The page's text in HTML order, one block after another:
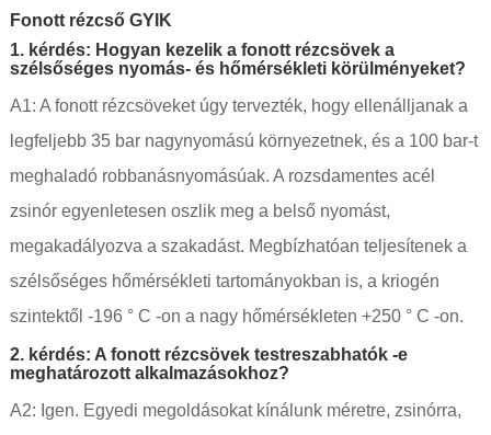
Fonott rézcső GYIK
1. kérdés: Hogyan kezelik a fonott rézcsövek a
szélsőséges nyomás- és hőmérsékleti körülményeket?
A1: A fonott rézcsöveket úgy tervezték, hogy ellenálljanak a
legfeljebb 35 bar nagynyomású környezetnek, és a 100 bar-t
meghaladó robbanásnyomásúak. A rozsdamentes acél
zsinór egyenletesen oszlik meg a belső nyomást,
megakadályozva a szakadást. Megbízhatóan teljesítenek a
szélsőséges hőmérsékleti tartományokban is, a kriogén
szintektől -196 ° C -on a nagy hőmérsékleten +250 ° C -on.
2. kérdés: A fonott rézcsövek testreszabhatók -e
meghatározott alkalmazásokhoz?
A2: Igen. Egyedi megoldásokat kínálunk méretre, zsinórra,